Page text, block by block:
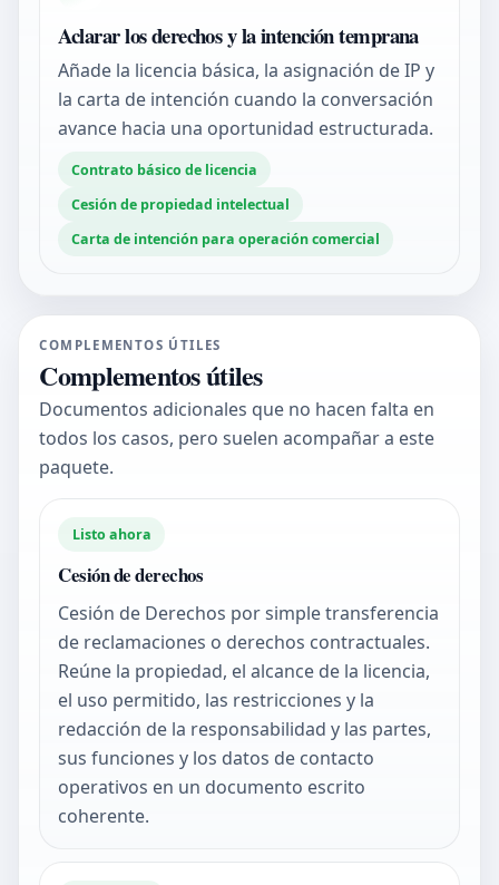
Aclarar los derechos y la intención temprana
Añade la licencia básica, la asignación de IP y
la carta de intención cuando la conversación
avance hacia una oportunidad estructurada.
Contrato básico de licencia
Cesión de propiedad intelectual
Carta de intención para operación comercial
COMPLEMENTOS ÚTILES
Complementos útiles
Documentos adicionales que no hacen falta en
todos los casos, pero suelen acompañar a este
paquete.
Listo ahora
Cesión de derechos
Cesión de Derechos por simple transferencia
de reclamaciones o derechos contractuales.
Reúne la propiedad, el alcance de la licencia,
el uso permitido, las restricciones y la
redacción de la responsabilidad y las partes,
sus funciones y los datos de contacto
operativos en un documento escrito
coherente.